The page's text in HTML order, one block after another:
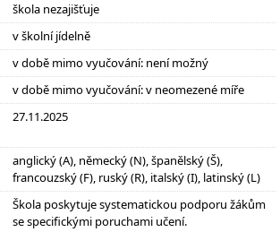
škola nezajišťuje
v školní jídelně
v době mimo vyučování: není možný
v době mimo vyučování: v neomezené míře
27.11.2025
anglický (A), německý (N), španělský (Š),
francouzský (F), ruský (R), italský (I), latinský (L)
Škola poskytuje systematickou podporu žákům
se specifickými poruchami učení.